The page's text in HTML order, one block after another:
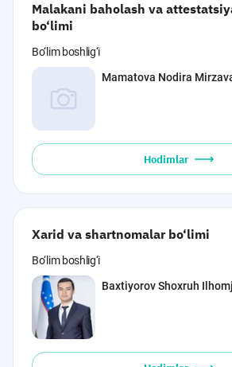
Malakani baholash va
bo‘limi
Bo‘lim boshlig‘i
Mamatova Nodira
Hodimlar
Xarid va shartnomalar bo‘limi
Bo‘lim boshlig‘i
Baxtiyorov Shoxruh